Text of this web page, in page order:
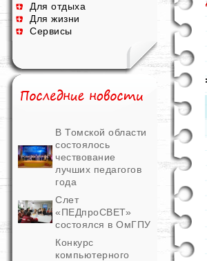
Для отдыха
Для жизни
Сервисы
В Томской области
состоялось
чествование
лучших педагогов
года
Слет
«ПЕДпроСВЕТ»
состоялся в ОмГПУ
Конкурс
компьютерного